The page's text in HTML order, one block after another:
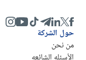
حول الشركة
من نحن